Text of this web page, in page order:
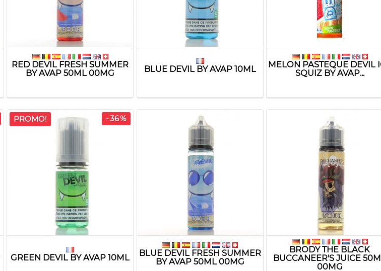
RED DEVIL FRESH SUMMER
BY AVAP 50ML 00MG
BLUE DEVIL BY AVAP 10ML
MELON PASTEQUE DEVIL
SQUIZ BY AVAP...
PROMO! -36%
GREEN DEVIL BY AVAP 10ML
BLUE DEVIL FRESH SUMMER
BY AVAP 50ML 00MG
BRODY THE BLACK
BUCCANEER'S JUICE
00MG